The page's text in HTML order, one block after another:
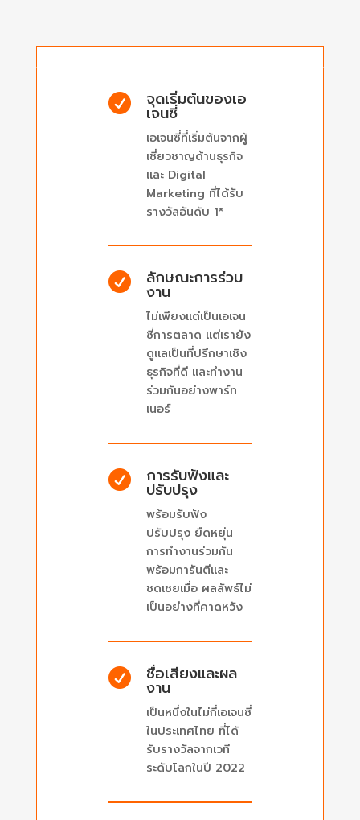
 จุดเริ่มต้นของเอ
เจนซี่
เอเจนซี่ที่เริ่มต้นจากผู้
เชี่ยวชาญด้านธุรกิจ
และ Digital
Marketing ที่ได้รับ
รางวัลอันดับ 1*
 ลักษณะการร่วม
งาน
ไม่เพียงแต่เป็นเอเจน
ซี่การตลาด แต่เรายัง
ดูแลเป็นที่ปรึกษาเชิง
ธุรกิจที่ดี และทำงาน
ร่วมกันอย่างพาร์ท
เนอร์
 การรับฟังและ
ปรับปรุง
พร้อมรับฟัง
ปรับปรุง ยืดหยุ่น
การทำงานร่วมกัน
พร้อมการันตีและ
ชดเชยเมื่อ ผลลัพธ์ไม่
เป็นอย่างที่คาดหวัง
 ชื่อเสียงและผล
งาน
เป็นหนึ่งในไม่กี่เอเจนซี่
ในประเทศไทย ที่ได้
รับรางวัลจากเวที
ระดับโลกในปี 2022